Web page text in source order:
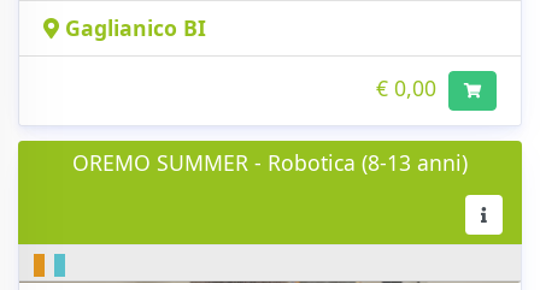
Gaglianico BI
€ 0,00
OREMO SUMMER - Robotica (8-13 anni)